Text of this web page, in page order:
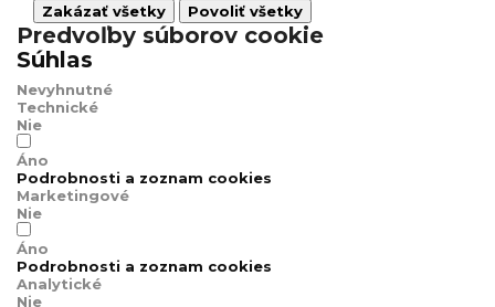
Zakázať všetky
Povoliť všetky
Predvoľby súborov cookie
Súhlas
Nevyhnutné
Technické
Nie
Áno
Podrobnosti a zoznam cookies
Marketingové
Nie
Áno
Podrobnosti a zoznam cookies
Analytické
Nie